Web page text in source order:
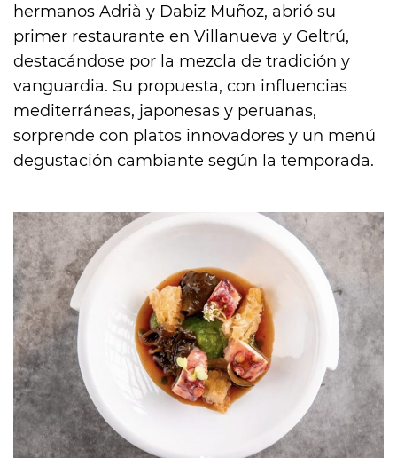
hermanos Adrià y Dabiz Muñoz, abrió su
primer restaurante en Villanueva y Geltrú,
destacándose por la mezcla de tradición y
vanguardia. Su propuesta, con influencias
mediterráneas, japonesas y peruanas,
sorprende con platos innovadores y un menú
degustación cambiante según la temporada.